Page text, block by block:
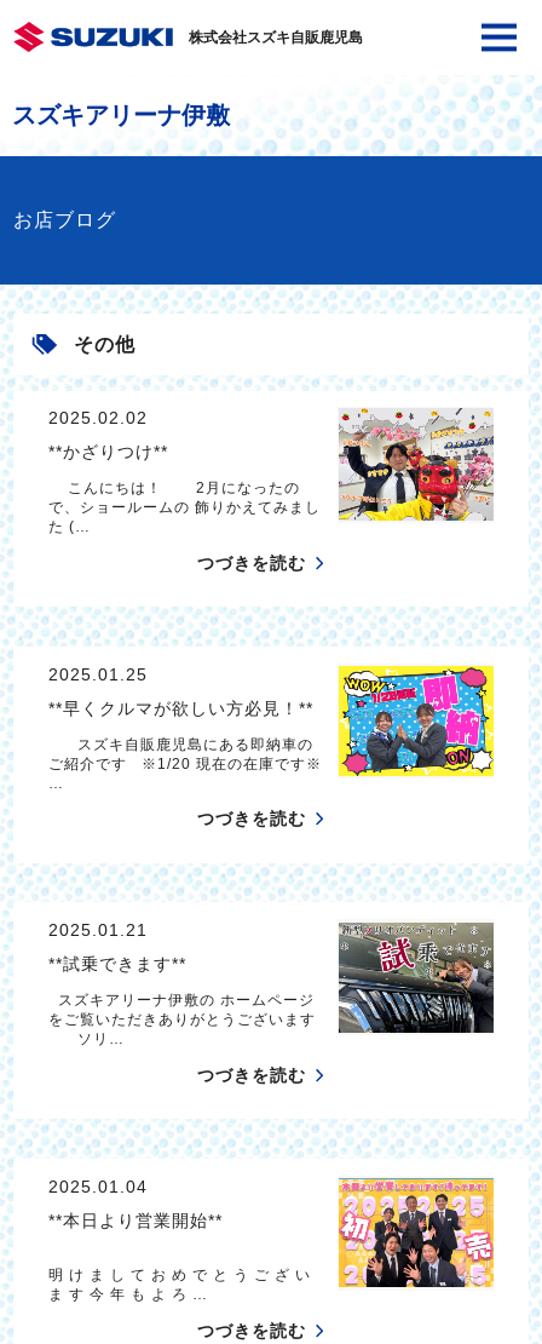
株式会社スズキ自販鹿児島
スズキアリーナ伊敷
お店ブログ
その他
2025.02.02
**かざりつけ**
こんにちは！ 2月になったの
で、ショールームの 飾りかえてみまし
た (…
つづきを読む
2025.01.25
**早くクルマが欲しい方必見！**
スズキ自販鹿児島にある即納車の
ご紹介です ※1/20 現在の在庫です※
つづきを読む
2025.01.21
**試乗できます**
スズキアリーナ伊敷の ホームページ
をご覧いただきありがとうございます
ソリ…
つづきを読む
2025.01.04
**本日より営業開始**
明 け ま し て お め で と う ご ざ い
ま す 今 年 も よ ろ …
つづきを読む